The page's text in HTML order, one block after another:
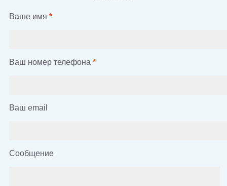
Ваше имя *
Ваш номер телефона *
Ваш email
Сообщение